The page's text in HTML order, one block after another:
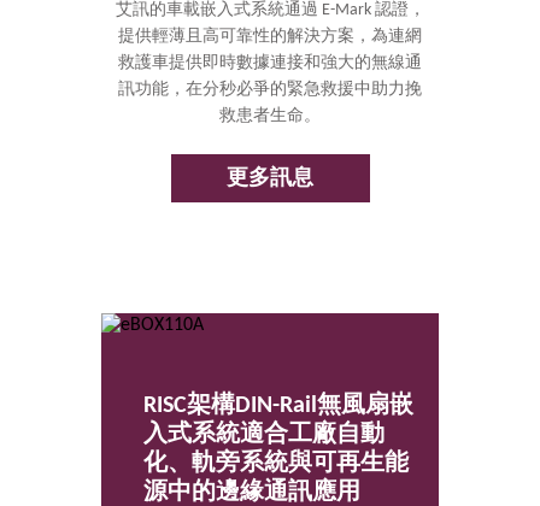
艾訊的車載嵌入式系統通過 E-Mark 認證，
提供輕薄且高可靠性的解決方案，為連網
救護車提供即時數據連接和強大的無線通
訊功能，在分秒必爭的緊急救援中助力挽
救患者生命。
更多訊息
RISC架構DIN-Rail無風扇嵌
入式系統適合工廠自動
化、軌旁系統與可再生能
源中的邊緣通訊應用